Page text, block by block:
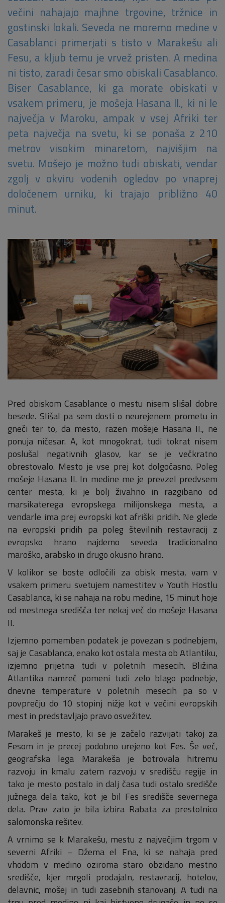
večini nahajajo majhne trgovine, tržnice in
gostinski lokali. Seveda ne moremo medine v
Casablanci primerjati s tisto v Marakešu ali
Fesu, a kljub temu je vrvež pristen. A medina
ni tisto, zaradi česar smo obiskali Casablanco.
Biser Casablance, ki ga morate obiskati v
vsakem primeru, je mošeja Hasana II., ki ni le
največja v Maroku, ampak v vsej Afriki ter
peta največja na svetu, ki se ponaša z 210
metrov visokim minaretom, najvišjim na
svetu. Mošejo je možno tudi obiskati, vendar
zgolj v okviru vodenih ogledov po vnaprej
določenem urniku, ki trajajo približno 40
minut.
Pred obiskom Casablance o mestu nisem slišal dobre
besede. Slišal pa sem dosti o neurejenem prometu in
gneči ter to, da mesto, razen mošeje Hasana II., ne
ponuja ničesar. A, kot mnogokrat, tudi tokrat nisem
poslušal negativnih glasov, kar se je večkratno
obrestovalo. Mesto je vse prej kot dolgočasno. Poleg
mošeje Hasana II. In medine me je prevzel predvsem
center mesta, ki je bolj živahno in razgibano od
marsikaterega evropskega milijonskega mesta, a
vendarle ima prej evropski kot afriški pridih. Ne glede
na evropski pridih pa poleg številnih restavracij z
evropsko hrano najdemo seveda tradicionalno
maroško, arabsko in drugo okusno hrano.
V kolikor se boste odločili za obisk mesta, vam v
vsakem primeru svetujem namestitev v Youth Hostlu
Casablanca, ki se nahaja na robu medine, 15 minut hoje
od mestnega središča ter nekaj več do mošeje Hasana
II.
Izjemno pomemben podatek je povezan s podnebjem,
saj je Casablanca, enako kot ostala mesta ob Atlantiku,
izjemno prijetna tudi v poletnih mesecih. Bližina
Atlantika namreč pomeni tudi zelo blago podnebje,
dnevne temperature v poletnih mesecih pa so v
povprečju do 10 stopinj nižje kot v večini evropskih
mest in predstavljajo pravo osvežitev.
Marakeš je mesto, ki se je začelo razvijati takoj za
Fesom in je precej podobno urejeno kot Fes. Še več,
geografska lega Marakeša je botrovala hitremu
razvoju in kmalu zatem razvoju v središču regije in
tako je mesto postalo in dalj časa tudi ostalo središče
južnega dela tako, kot je bil Fes središče severnega
dela. Prav zato je bila izbira Rabata za prestolnico
salomonska rešitev.
A vrnimo se k Marakešu, mestu z največjim trgom v
severni Afriki – Džema el Fna, ki se nahaja pred
vhodom v medino oziroma staro obzidano mestno
središče, kjer mrgoli prodajaln, restavracij, hotelov,
delavnic, mošej in tudi zasebnih stanovanj. A tudi na